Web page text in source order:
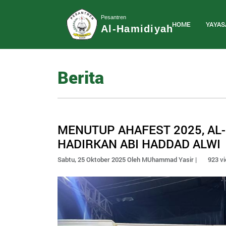
Pesantren
Al-HamidiyahHOME
Berita
MENUTUP AHAFEST 2025,
HADIRKAN ABI HADDAD ALWI
Sabtu, 25 Oktober 2025 Oleh MUhammad Yasir | 923